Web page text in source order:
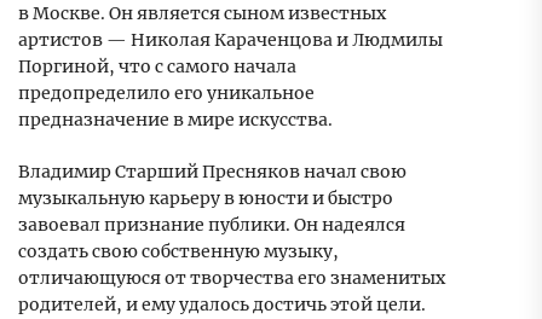
в Москве. Он является сыном известных
артистов — Николая Караченцова и Людмилы
Поргиной, что с самого начала
предопределило его уникальное
предназначение в мире искусства.
Владимир Старший Пресняков начал свою
музыкальную карьеру в юности и быстро
завоевал признание публики. Он надеялся
создать свою собственную музыку,
отличающуюся от творчества его знаменитых
родителей, и ему удалось достичь этой цели.